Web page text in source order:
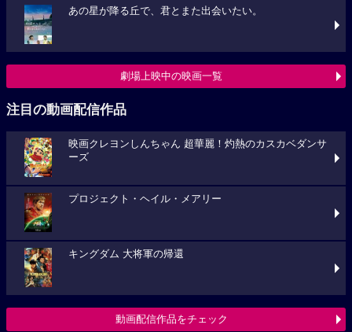
あの星が降る丘で、君とまた出会いたい。
劇場上映中の映画一覧
注目の動画配信作品
映画クレヨンしんちゃん 超華麗！灼熱のカスカベダンサ
ーズ
プロジェクト・ヘイル・メアリー
キングダム 大将軍の帰還
動画配信作品をチェック